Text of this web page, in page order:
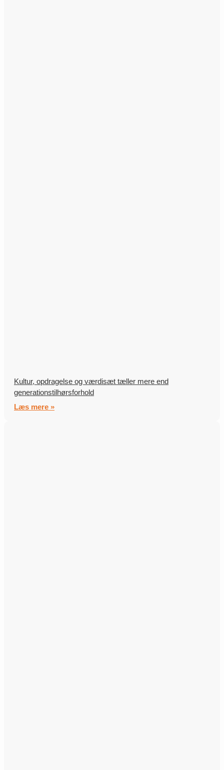
Kultur, opdragelse og værdisæt tæller mere end
generationstilhørsforhold
Læs mere »